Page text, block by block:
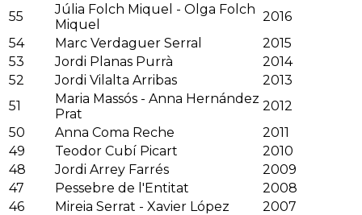
55
Júlia Folch Miquel - Olga Folch
Miquel
2016
54
Marc Verdaguer Serral
2015
53
Jordi Planas Purrà
2014
52
Jordi Vilalta Arribas
2013
51
Maria Massós - Anna Hernández
Prat
2012
50
Anna Coma Reche
2011
49
Teodor Cubí Picart
2010
48
Jordi Arrey Farrés
2009
47
Pessebre de l'Entitat
2008
46
Mireia Serrat - Xavier López
2007